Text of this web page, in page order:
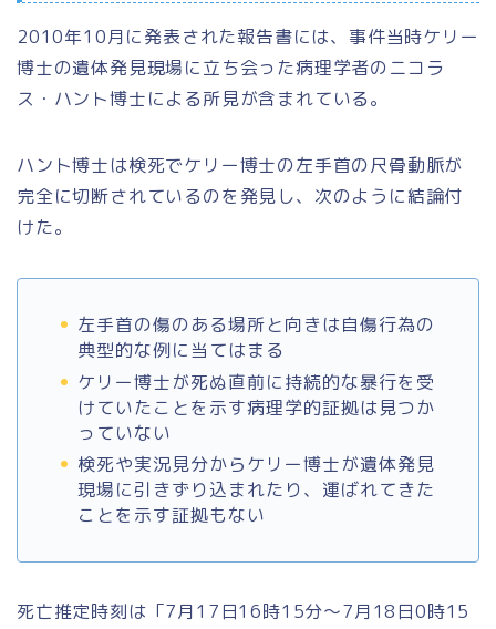
2010年10月に発表された報告書には、事件当時ケリー
博士の遺体発見現場に立ち会った病理学者のニコラ
ス・ハント博士による所見が含まれている。
ハント博士は検死でケリー博士の左手首の尺骨動脈が
完全に切断されているのを発見し、次のように結論付
けた。
左手首の傷のある場所と向きは自傷行為の
典型的な例に当てはまる
ケリー博士が死ぬ直前に持続的な暴行を受
けていたことを示す病理学的証拠は見つか
っていない
検死や実況見分からケリー博士が遺体発見
現場に引きずり込まれたり、運ばれてきた
ことを示す証拠もない
死亡推定時刻は「7月17日16時15分～7月18日0時15